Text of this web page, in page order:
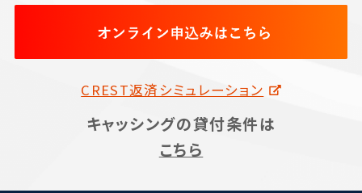
CREST返済シミュレーション
キャッシングの貸付条件は
こちら